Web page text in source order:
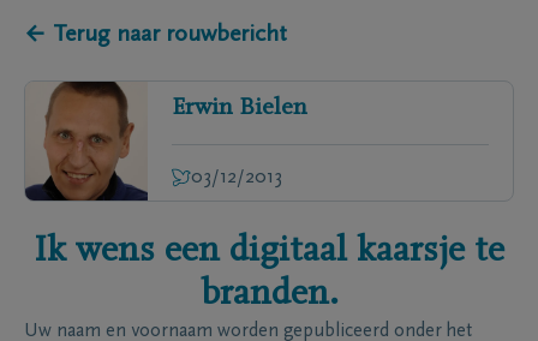
← Terug naar rouwbericht
Erwin Bielen
03/12/2013
Ik wens een digitaal kaarsje te
branden.
Uw naam en voornaam worden gepubliceerd onder het